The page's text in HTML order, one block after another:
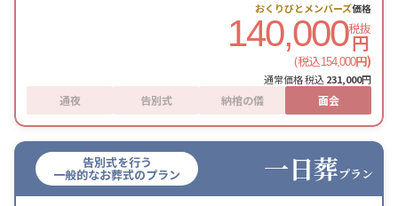
おくりびとメンバーズ価格
140,000税抜
円
(税込154,000円)
通常価格 税込231,000円
通夜 告別式 納棺の儀 面会
告別式を行う
一般的なお葬式のプラン 一日葬プラン